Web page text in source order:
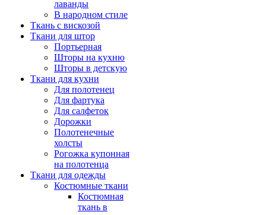
лаванды
В народном стиле
Ткань с вискозой
Ткани для штор
Портьерная
Шторы на кухню
Шторы в детскую
Ткани для кухни
Для полотенец
Для фартука
Для салфеток
Дорожки
Полотенечные
холсты
Рогожка купонная
на полотенца
Ткани для одежды
Костюмные ткани
Костюмная
ткань в